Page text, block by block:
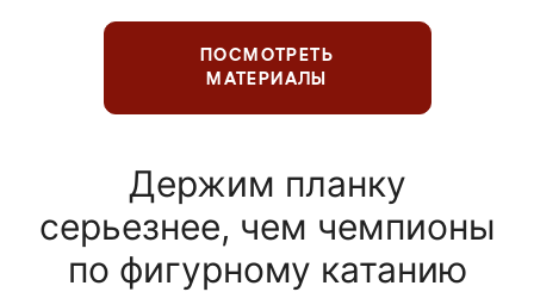
ПОСМОТРЕТЬ
МАТЕРИАЛЫ
Держим планку
серьезнее, чем чемпионы
по фигурному катанию